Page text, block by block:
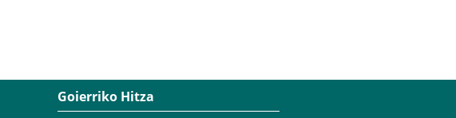
Goierriko Hitza